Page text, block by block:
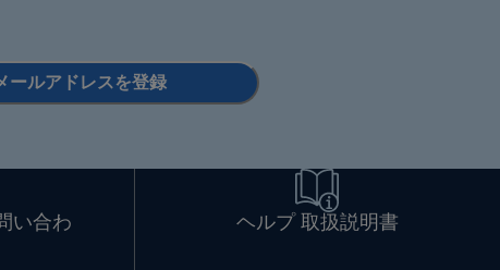
ールアドレスを登録
い合わ
ヘルプ 取扱説明書